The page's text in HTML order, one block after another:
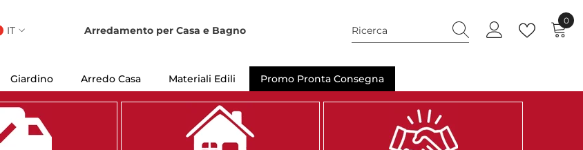
IT
EN
FR
Arredamento per Casa e Bagno
0
0
Giardino Arredo Casa Materiali Edili Promo Pronta Consegna